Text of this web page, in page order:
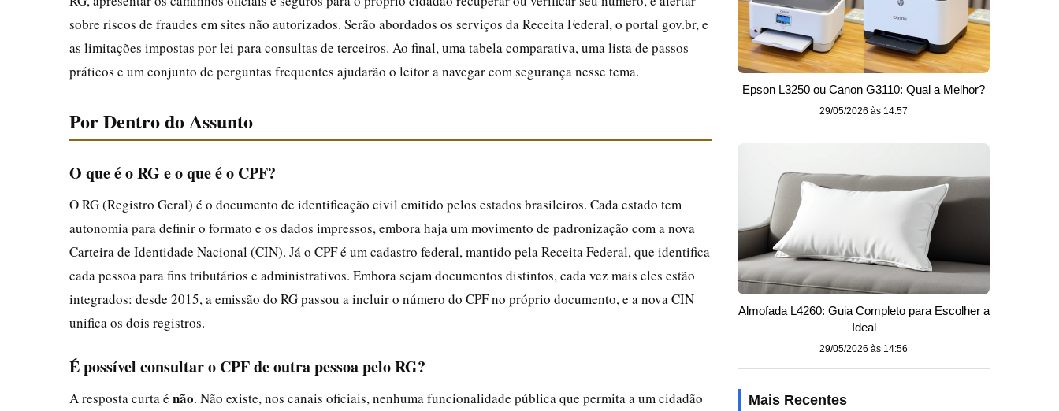
sobre riscos de fraudes em sites não autorizados. Serão abordados os serviços da Receita Federal, o portal gov.br, e
as limitações impostas por lei para consultas de terceiros. Ao final, uma tabela comparativa, uma lista de passos
práticos e um conjunto de perguntas frequentes ajudarão o leitor a navegar com segurança nesse tema.
Por Dentro do Assunto
O que é o RG e o que é o CPF?
O RG (Registro Geral) é o documento de identificação civil emitido pelos estados brasileiros. Cada estado tem
autonomia para definir o formato e os dados impressos, embora haja um movimento de padronização com a nova
Carteira de Identidade Nacional (CIN). Já o CPF é um cadastro federal, mantido pela Receita Federal, que identifica
cada pessoa para fins tributários e administrativos. Embora sejam documentos distintos, cada vez mais eles estão
integrados: desde 2015, a emissão do RG passou a incluir o número do CPF no próprio documento, e a nova CIN
unifica os dois registros.
É possível consultar o CPF de outra pessoa pelo RG?
A resposta curta é não. Não existe, nos canais oficiais, nenhuma funcionalidade pública que permita a um cidadão
Epson L3250 ou Canon G3110: Qual a Melhor?
29/05/2026 às 14:57
Almofada L4260: Guia Completo para Escolher a
Ideal
29/05/2026 às 14:56
Mais Recentes